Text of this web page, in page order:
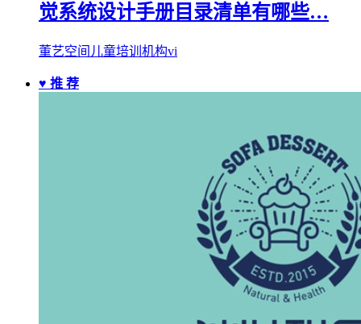
觉系统设计手册目录清单有哪些…
董艺空间儿童培训机构vi
♥ 推 荐